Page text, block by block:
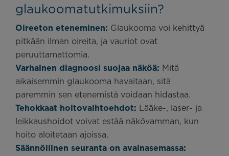
glaukoomatutkimuksiin?
Oireeton eteneminen: Glaukooma voi kehittyä
pitkään ilman oireita, ja vauriot ovat
peruuttamattomia.
Varhainen diagnoosi suojaa näköä: Mitä
aikaisemmin glaukooma havaitaan, sitä
paremmin sen etenemistä voidaan hidastaa.
Tehokkaat hoitovaihtoehdot: Lääke-, laser- ja
leikkaushoidot voivat estää näkövamman, kun
hoito aloitetaan ajoissa.
Säännöllinen seuranta on avainasemassa: